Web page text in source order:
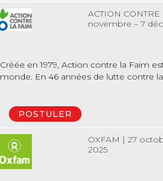
ACTION
novembre – 7
Créée en 1979, Action contre la Faim
monde. En 46 années de lutte contre
POSTULER
OXFAM |27
2025